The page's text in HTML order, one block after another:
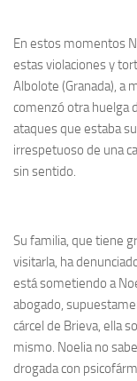
En estos momentos
estas violaciones y
Albolote (Granada), a
comenzó otra huelga
ataques que estaba
irrespetuoso de una
sin sentido.
Su familia, que tiene
visitarla, ha
está sometiendo a
abogado,
cárcel de Brieva, ella
mismo. Noelia no
drogada con